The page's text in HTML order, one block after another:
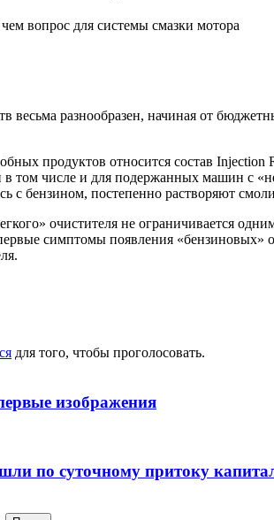
вопрос для системы смазки мотора
весьма разнообразен, начиная от
продуктов относится состав
том числе и для подержанных машин с
бензином, постепенно растворяют
очистителя не ограничивается
симптомы появления «бензиновых»
для того, чтобы проголосовать.
изображения
по суточному притоку